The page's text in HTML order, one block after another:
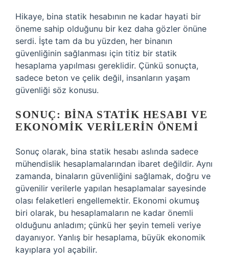
Hikaye, bina statik hesabının ne kadar hayati bir
öneme sahip olduğunu bir kez daha gözler önüne
serdi. İşte tam da bu yüzden, her binanın
güvenliğinin sağlanması için titiz bir statik
hesaplama yapılması gereklidir. Çünkü sonuçta,
sadece beton ve çelik değil, insanların yaşam
güvenliği söz konusu.
SONUÇ: BINA STATIK HESABI VE
EKONOMIK VERILERIN ÖNEMI
Sonuç olarak, bina statik hesabı aslında sadece
mühendislik hesaplamalarından ibaret değildir. Aynı
zamanda, binaların güvenliğini sağlamak, doğru ve
güvenilir verilerle yapılan hesaplamalar sayesinde
olası felaketleri engellemektir. Ekonomi okumuş
biri olarak, bu hesaplamaların ne kadar önemli
olduğunu anladım; çünkü her şeyin temeli veriye
dayanıyor. Yanlış bir hesaplama, büyük ekonomik
kayıplara yol açabilir.